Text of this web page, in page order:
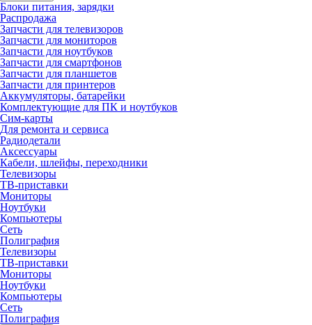
Блоки питания, зарядки
Распродажа
Запчасти для телевизоров
Запчасти для мониторов
Запчасти для ноутбуков
Запчасти для смартфонов
Запчасти для планшетов
Запчасти для принтеров
Аккумуляторы, батарейки
Комплектующие для ПК и ноутбуков
Сим-карты
Для ремонта и сервиса
Радиодетали
Аксессуары
Кабели, шлейфы, переходники
Телевизоры
ТВ-приставки
Мониторы
Ноутбуки
Компьютеры
Сеть
Полиграфия
Телевизоры
ТВ-приставки
Мониторы
Ноутбуки
Компьютеры
Сеть
Полиграфия